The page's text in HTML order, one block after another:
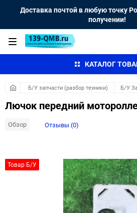
Доставка почтой в любую точку
получении!
КАТАЛОГ
Б/У запчасти (разбор техники) Б/У
Лючок передний
Обзор Отзывы (0)
Товар Б/У